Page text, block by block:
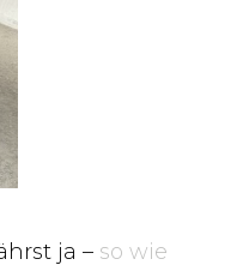
ja – so wie